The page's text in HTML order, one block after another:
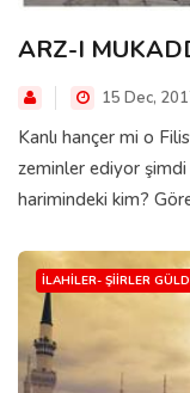
ARZ-I
15 Dec,
Kanlı hançer mi o
zeminler ediyor şimdi
harimindeki kim?
İLAHILER- ŞIIRLER